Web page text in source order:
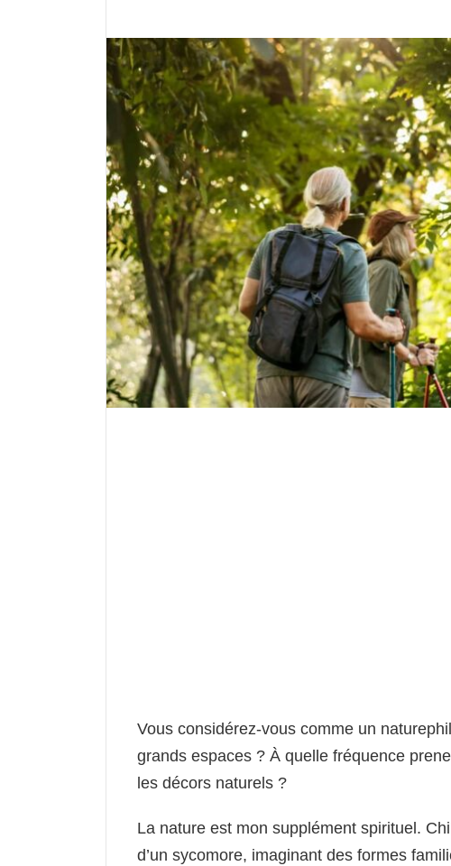
Vous considérez-vous comme un
grands espaces ? À quelle fréquence
les décors naturels ?
La nature est mon supplément spirituel.
d’un sycomore, imaginant des formes